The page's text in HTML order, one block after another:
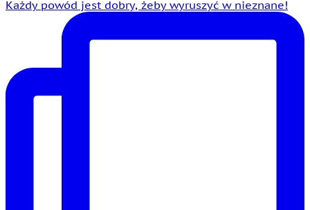
Każdy powód jest dobry, żeby wyruszyć w nieznane!